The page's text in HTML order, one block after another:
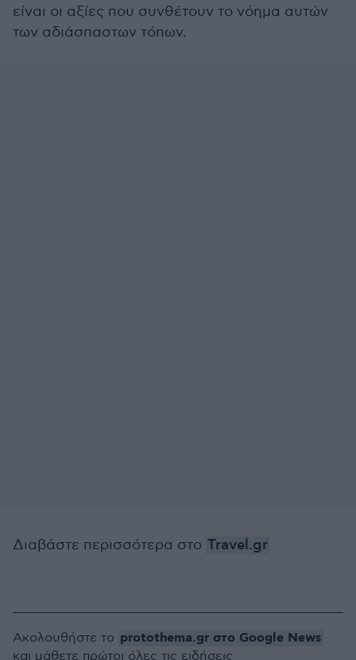
είναι οι αξίες που συνθέτουν το νόημα αυτών
των αδιάσπαστων τόπων.
Διαβάστε περισσότερα στο Travel.gr
Ακολουθήστε το protothema.gr στο Google News
και μάθετε πρώτοι όλες τις ειδήσεις